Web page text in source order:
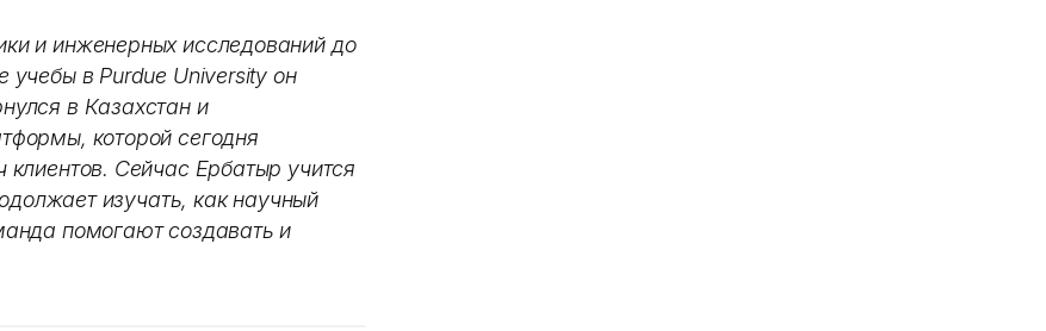
и инженерных исследований до
учебы в Purdue University он
в Казахстан и
которой сегодня
клиентов. Сейчас Ербатыр учится
изучать, как научный
помогают создавать и